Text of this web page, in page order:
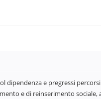
dipendenza e pregressi
e di reinserimento